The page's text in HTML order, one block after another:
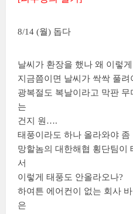
8/14 (월) 돕다
날씨가 환장을 했나 왜 이렇
지금쯤이면 날씨가 싹싹 풀려
광복절도 복날이라고 막판
는
건지 원….
태풍이라도 하나 올라와야
망할놈의 대한해협 횡단팀이
서
이렇게 태풍도 안올라오나?
하여튼 에어컨이 없는 회사
은